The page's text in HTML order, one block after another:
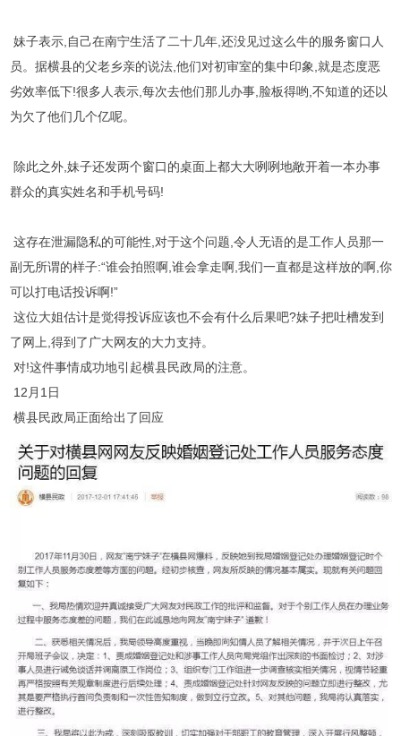
妹子表示,自己在南宁生活了二十几年,还没见过这么牛的服务窗口人
员。据横县的父老乡亲的说法,他们对初审室的集中印象,就是态度恶
劣效率低下!很多人表示,每次去他们那儿办事,脸板得哟,不知道的还以
为欠了他们几个亿呢。
除此之外,妹子还发两个窗口的桌面上都大大咧咧地敞开着一本办事
群众的真实姓名和手机号码!
这存在泄漏隐私的可能性,对于这个问题,令人无语的是工作人员那一
副无所谓的样子:“谁会拍照啊,谁会拿走啊,我们一直都是这样放的啊,你
可以打电话投诉啊!”
这位大姐估计是觉得投诉应该也不会有什么后果吧?妹子把吐槽发到
了网上,得到了广大网友的大力支持。
对!这件事情成功地引起横县民政局的注意。
12月1日
横县民政局正面给出了回应